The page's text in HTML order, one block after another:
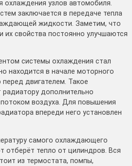
охлаждения узлов автомобиля.
заключается в передаче тепла
жидкости. Заметим, что
их свойства постоянно улучшаются
системы охлаждения стал
находится в начале моторного
двигателем. Такое
дополнительно
воздуха. Для повышения
впереди него установлен
самого охлаждающего
отберёт тепло от цилиндров. Вся
из термостата, помпы,